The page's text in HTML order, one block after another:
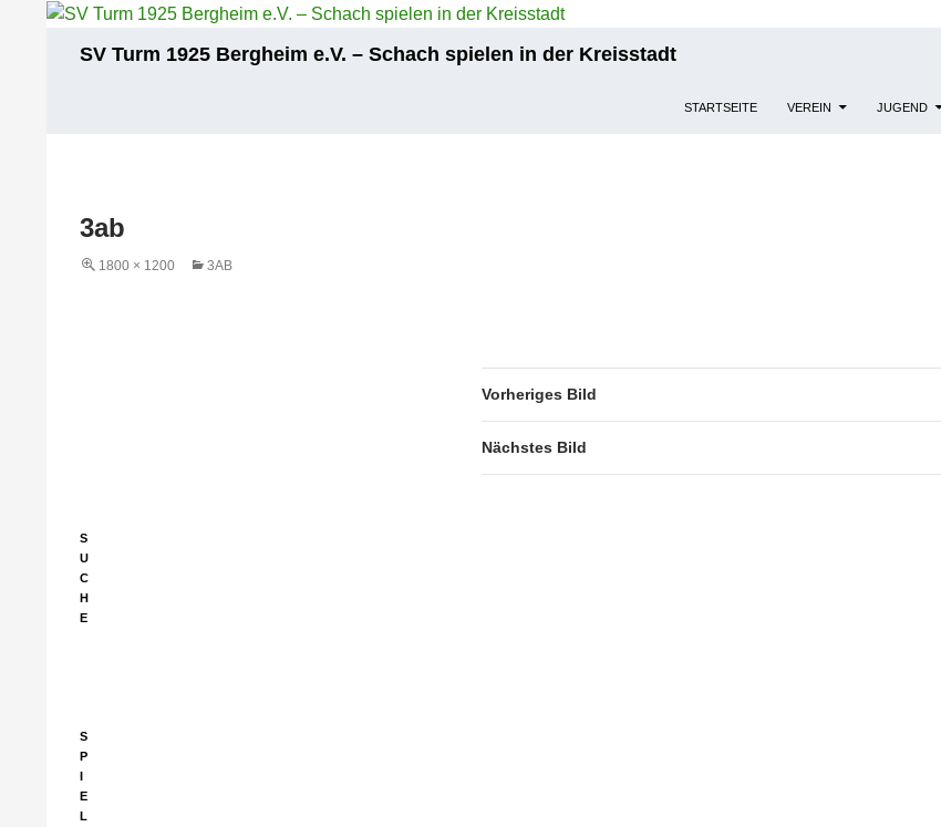
SV Turm 1925 Bergheim e.V. – Schach spielen in der Kreisstadt
STARTSEITE VEREIN JUGEND
3ab
1800 × 1200 3AB
Vorheriges Bild
Nächstes Bild
S
U
C
H
E
S
P
I
E
L